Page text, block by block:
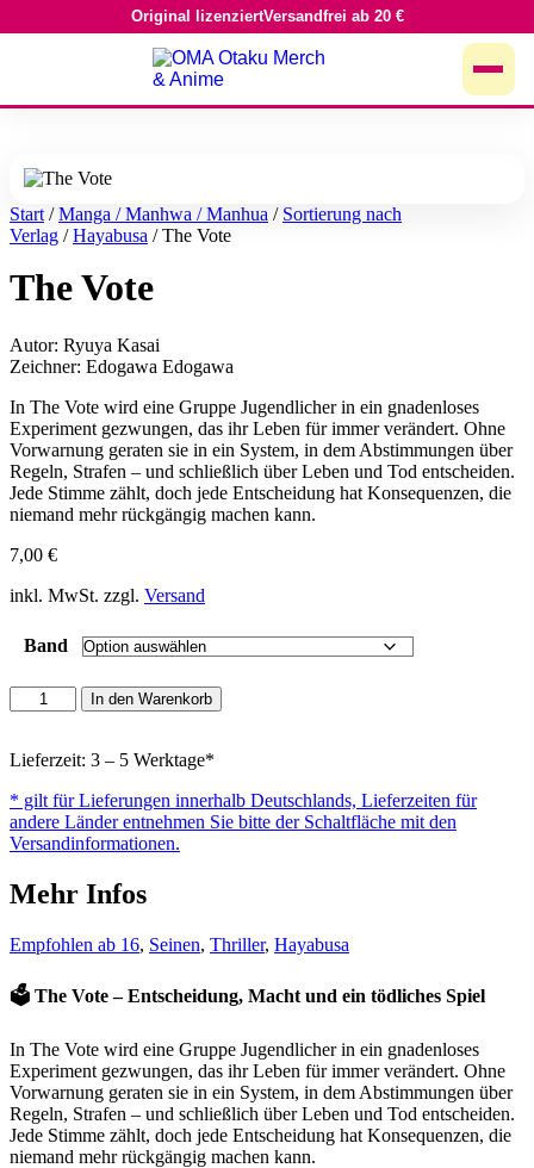
Inhalt
Original lizenziertVersandfrei ab 20 €
Start /Manga / Manhwa / Manhua / Sortierung nach
Verlag /Hayabusa / The Vote
The Vote
Autor: Ryuya Kasai
Zeichner: Edogawa Edogawa
In The Vote wird eine Gruppe Jugendlicher in ein gnadenloses
Experiment gezwungen, das ihr Leben für immer verändert. Ohne
Vorwarnung geraten sie in ein System, in dem Abstimmungen über
Regeln, Strafen – und schließlich über Leben und Tod entscheiden.
Jede Stimme zählt, doch jede Entscheidung hat Konsequenzen, die
niemand mehr rückgängig machen kann.
7,00 €
inkl. MwSt. zzgl. Versand
Band
Vote
In den Warenkorb
Lieferzeit: 3 – 5 Werktage*
* gilt für Lieferungen innerhalb Deutschlands, Lieferzeiten für
andere Länder entnehmen Sie bitte der Schaltfläche mit den
Versandinformationen.
Mehr Infos
Empfohlen ab 16, Seinen, Thriller, Hayabusa
🗳️ The Vote – Entscheidung, Macht und ein tödliches Spiel
In The Vote wird eine Gruppe Jugendlicher in ein gnadenloses
Experiment gezwungen, das ihr Leben für immer verändert. Ohne
Vorwarnung geraten sie in ein System, in dem Abstimmungen über
Regeln, Strafen – und schließlich über Leben und Tod entscheiden.
Jede Stimme zählt, doch jede Entscheidung hat Konsequenzen, die
niemand mehr rückgängig machen kann.